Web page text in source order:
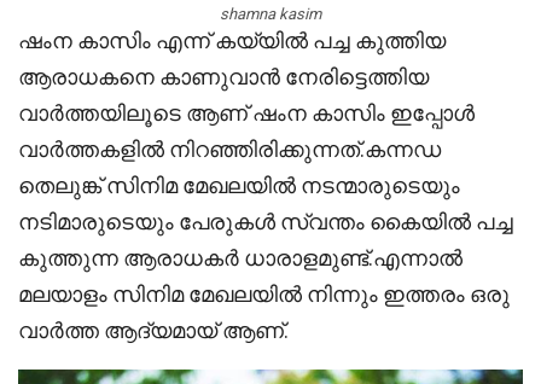
shamna kasim
ഷംന കാസിം എന്ന് കയ്യിൽ പച്ച കുത്തിയ
ആരാധകനെ കാണുവാൻ നേരിട്ടെത്തിയ
വാർത്തയിലൂടെ ആണ് ഷംന കാസിം ഇപ്പോൾ
വാർത്തകളിൽ നിറഞ്ഞിരിക്കുന്നത്.കന്നഡ
തെലുങ്ക് സിനിമ മേഖലയിൽ നടന്മാരുടെയും
നടിമാരുടെയും പേരുകൾ സ്വന്തം കൈയിൽ പച്ച
കുത്തുന്ന ആരാധകർ ധാരാളമുണ്ട്.എന്നാൽ
മലയാളം സിനിമ മേഖലയിൽ നിന്നും ഇത്തരം ഒരു
വാർത്ത ആദ്യമായ് ആണ്.